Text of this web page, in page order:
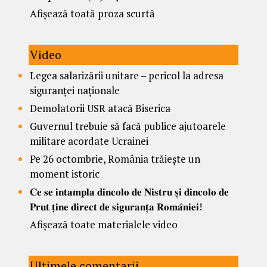
Afișează toată proza scurtă
Video
Legea salarizării unitare – pericol la adresa
siguranței naționale
Demolatorii USR atacă Biserica
Guvernul trebuie să facă publice ajutoarele
militare acordate Ucrainei
Pe 26 octombrie, România trăiește un
moment istoric
𝐂𝐞 𝐬𝐞 𝐢𝐧𝐭𝐚𝐦𝐩𝐥𝐚 𝐝𝐢𝐧𝐜𝐨𝐥𝐨 𝐝𝐞 𝐍𝐢𝐬𝐭𝐫𝐮 𝐬̦𝐢 𝐝𝐢𝐧𝐜𝐨𝐥𝐨 𝐝𝐞
𝐏𝐫𝐮𝐭 𝐭̦𝐢𝐧𝐞 𝐝𝐢𝐫𝐞𝐜𝐭 𝐝𝐞 𝐬𝐢𝐠𝐮𝐫𝐚𝐧𝐭̦𝐚 𝐑𝐨𝐦𝐚̂𝐧𝐢𝐞𝐢!
Afișează toate materialele video